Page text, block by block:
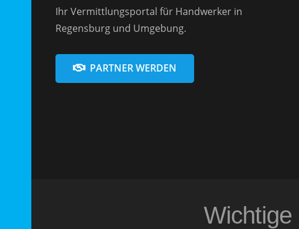
Ihr Vermittlungsportal für Handwerker in
Regensburg und Umgebung.
PARTNER WERDEN
Wichtige